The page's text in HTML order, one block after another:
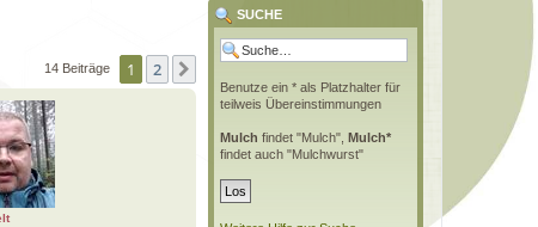
14 Beiträge 1 2
SUCHE
Benutze ein * als Platzhalter für
teilweis Übereinstimmungen
Mulch findet "Mulch", Mulch*
findet auch "Mulchwurst"